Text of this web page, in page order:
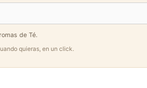
de Té.
quieras, en un click.